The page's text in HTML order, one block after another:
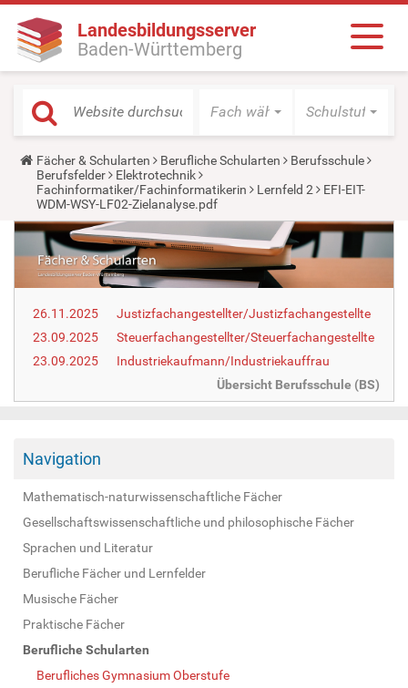
Landesbildungsserver
Baden-Württemberg
Fach wählen Schulstufe
Y
o
u
a
r
e
e
r
e
Fächer & Schularten Berufliche Schularten
Berufsschule
Berufsfelder
Elektrotechnik
Fachinformatiker/Fachinformatikerin
Lernfeld 2
EFI-EIT-
WDM-WSY-LF02-Zielanalyse.pdf
26.11.2025
Justizfachangestellter/Justizfachangestellte
23.09.2025
Steuerfachangestellter/Steuerfachangestellte
23.09.2025
Industriekaufmann/Industriekauffrau
Übersicht Berufsschule (BS)
Navigation
Mathematisch-naturwissenschaftliche Fächer
Gesellschaftswissenschaftliche und philosophische Fächer
Sprachen und Literatur
Berufliche Fächer und Lernfelder
Musische Fächer
Praktische Fächer
Berufliche Schularten
Berufliches Gymnasium Oberstufe